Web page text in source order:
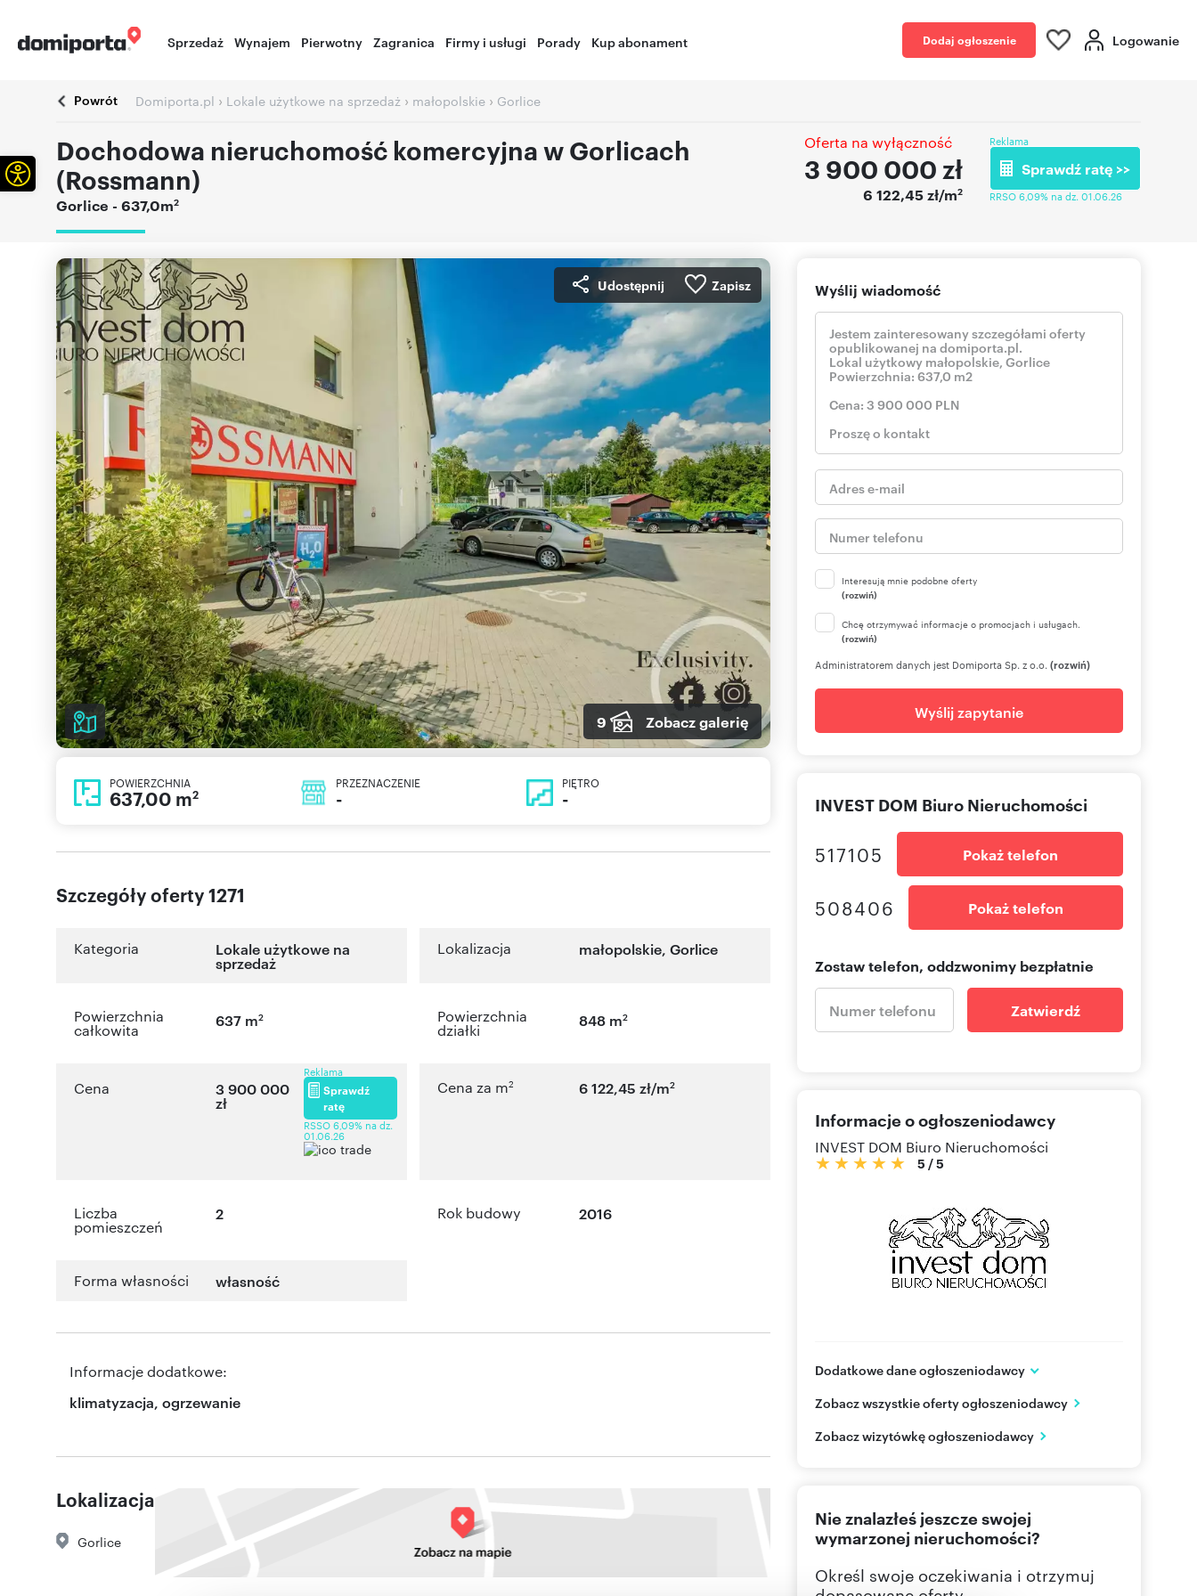
Sprzedaż Wynajem Pierwotny Zagranica Firmy i usługi Porady Kup abonament Dodaj ogłoszenie Logowanie
Powrót Domiporta.pl › Lokale użytkowe na sprzedaż › małopolskie › Gorlice
Dochodowa nieruchomość komercyjna w Gorlicach
(Rossmann)
Gorlice - 637,0m2
Oferta na wyłączność
3 900 000 zł
6 122,45 zł/m2
Reklama
Sprawdź ratę >>
RRSO 6,09% na dz. 01.06.26
Udostępnij Zapisz
9 Zobacz galerię
POWIERZCHNIA
637,00 m2
PRZEZNACZENIE
-
PIĘTRO
-
Szczegóły oferty 1271
Kategoria Lokale użytkowe na
sprzedaż
Lokalizacja małopolskie,Gorlice
Powierzchnia
całkowita
637 m2 Powierzchnia
działki
848 m2
Cena 3 900 000
zł
Reklama
Sprawdź
ratę
RSSO 6,09% na dz.
01.06.26
Cena za m2 6 122,45 zł/m2
Liczba
pomieszczeń
2 Rok budowy 2016
Forma własności własność
Informacje dodatkowe:
klimatyzacja, ogrzewanie
Lokalizacja
Gorlice
Wyślij wiadomość
Interesują mnie podobne oferty
(rozwiń)
Chcę otrzymywać informacje o promocjach i usługach.
(rozwiń)
Administratorem danych jest Domiporta Sp. z o.o. (rozwiń)
Wyślij zapytanie
INVEST DOM Biuro Nieruchomości
517105 Pokaż telefon
508406 Pokaż telefon
Zostaw telefon, oddzwonimy bezpłatnie
Zatwierdź
Informacje o ogłoszeniodawcy
INVEST DOM Biuro Nieruchomości
5 /5
Dodatkowe dane ogłoszeniodawcy
Gorlice
PL
508406 Pokaż telefon
Zobacz wszystkie oferty ogłoszeniodawcy
Zobacz wizytówkę ogłoszeniodawcy
Nie znalazłeś jeszcze swojej
wymarzonej nieruchomości?
Określ swoje oczekiwania i otrzymuj
Otwórz pasek narzędzi